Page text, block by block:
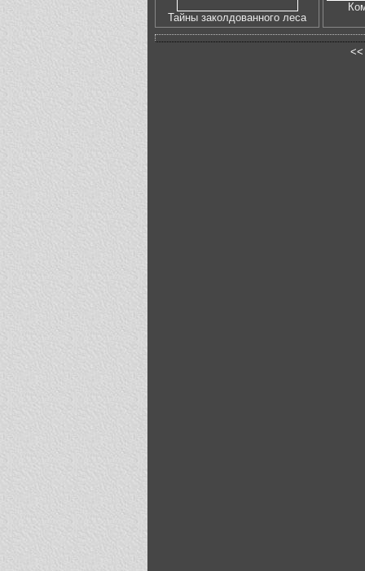
Тайны заколдованного леса
<<